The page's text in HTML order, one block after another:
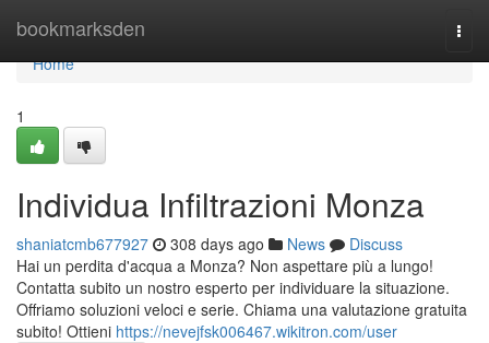
bookmarksden
Home
Home
1
Individua Infiltrazioni Monza
shaniatcmb677927 308 days ago News
Discuss
Hai un perdita d'acqua a Monza? Non aspettare più a lungo!
Contatta subito un nostro esperto per individuare la situazione.
Offriamo soluzioni veloci e serie. Chiama una valutazione gratuita
subito! Ottieni https://nevejfsk006467.wikitron.com/user